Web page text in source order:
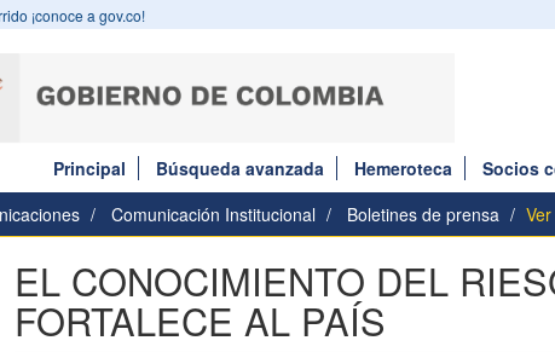
¡conoce a gov.co!
Principal Búsqueda avanzada Hemeroteca
Socios
Comunicación Institucional Boletines de prensa
EL CONOCIMIENTO DEL
FORTALECE AL PAÍS